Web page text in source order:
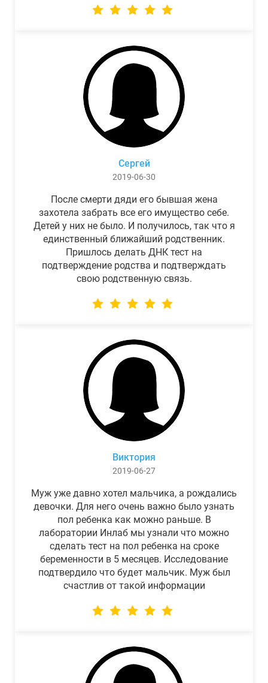
Сергей
2019-06-30
После смерти дяди его бывшая жена
захотела забрать все его имущество себе.
Детей у них не было. И получилось, так что я
единственный ближайший родственник.
Пришлось делать ДНК тест на
подтверждение родства и подтверждать
свою родственную связь.
Виктория
2019-06-27
Муж уже давно хотел мальчика, а рождались
девочки. Для него очень важно было узнать
пол ребенка как можно раньше. В
лаборатории Инлаб мы узнали что можно
сделать тест на пол ребенка на сроке
беременности в 5 месяцев. Исследование
подтвердило что будет мальчик. Муж был
счастлив от такой информации